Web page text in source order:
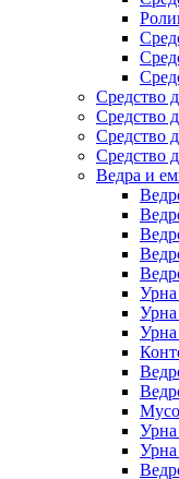
Средство
Средство
Средство
Средство
Ведра и
Урна
Урна
Урна
Урна